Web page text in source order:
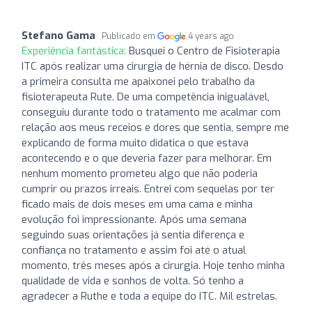
Stefano Gama Publicado em 4 years ago
Experiência fantástica: Busquei o Centro de Fisioterapia
ITC após realizar uma cirurgia de hérnia de disco. Desdo
a primeira consulta me apaixonei pelo trabalho da
fisioterapeuta Rute. De uma competência inigualável,
conseguiu durante todo o tratamento me acalmar com
relação aos meus receios e dores que sentia, sempre me
explicando de forma muito didatica o que estava
acontecendo e o que deveria fazer para melhorar. Em
nenhum momento prometeu algo que não poderia
cumprir ou prazos irreais. Entrei com sequelas por ter
ficado mais de dois meses em uma cama e minha
evolução foi impressionante. Após uma semana
seguindo suas orientações já sentia diferença e
confiança no tratamento e assim foi até o atual
momento, três meses após a cirurgia. Hoje tenho minha
qualidade de vida e sonhos de volta. Só tenho a
agradecer a Ruthe e toda a equipe do ITC. Mil estrelas.